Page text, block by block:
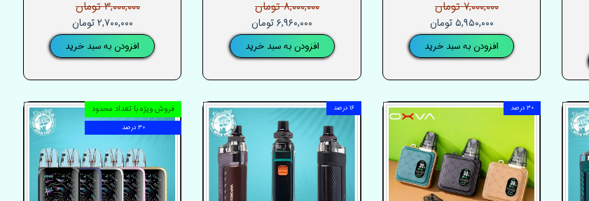
۷,۰۰۰,۰۰۰ تومان
۵,۹۵۰,۰۰۰ تومان
افزودن به سبد خرید
۸,۰۰۰,۰۰۰ تومان
۶,۹۶۰,۰۰۰ تومان
افزودن به سبد خرید
۳,۰۰۰,۰۰۰ تومان
۲,۷۰۰,۰۰۰ تومان
افزودن به سبد خرید
۳۰ درصد ۱۶ درصد فروش ویژه با تعداد محدود
۳۰ درصد